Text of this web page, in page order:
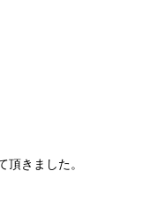
頂きました。